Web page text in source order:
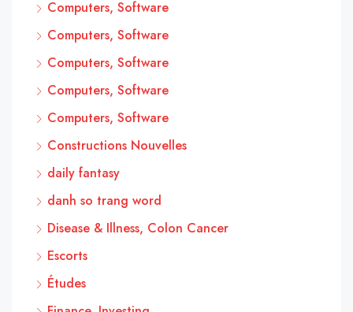
Computers, Software
Computers, Software
Computers, Software
Computers, Software
Computers, Software
Constructions Nouvelles
daily fantasy
danh so trang word
Disease & Illness, Colon Cancer
Escorts
Études